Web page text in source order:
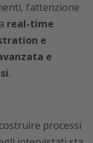
l’attenzione
real-time
e
e
.
processi